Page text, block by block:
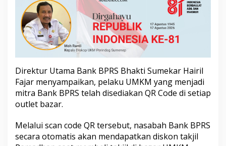
h
u
n
t
u
k
N
a
b
a
h
Direktur Utama Bank BPRS Bhakti Sumekar Hairil
Fajar menyampaikan, pelaku UMKM yang menjadi
mitra Bank BPRS telah disediakan QR Code di setiap
outlet bazar.
Melalui scan code QR tersebut, nasabah Bank BPRS
secara otomatis akan mendapatkan diskon takjil